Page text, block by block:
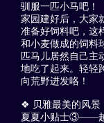
驯服一匹小马吧！
家园建好后，大家
准备好饲料吧，这
和小麦做成的饲料
匹马儿居然自己主
地吃了起来。轻轻
向荒野进发咯！
❖ 贝雅最美的风景
夏夏小贴士③——越